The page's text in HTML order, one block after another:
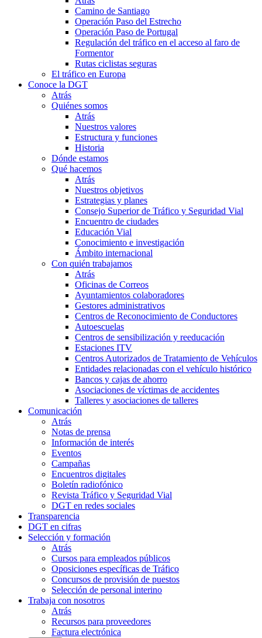
Camino de Santiago
Operación Paso del Estrecho
Operación Paso de Portugal
Regulación del tráfico en el acceso al faro de
Formentor
Rutas ciclistas seguras
El tráfico en Europa
Conoce la DGT
Atrás
Quiénes somos
Atrás
Nuestros valores
Estructura y funciones
Historia
Dónde estamos
Qué hacemos
Atrás
Nuestros objetivos
Estrategias y planes
Consejo Superior de Tráfico y Seguridad Vial
Encuentro de ciudades
Educación Vial
Conocimiento e investigación
Ámbito internacional
Con quién trabajamos
Atrás
Oficinas de Correos
Ayuntamientos colaboradores
Gestores administrativos
Centros de Reconocimiento de Conductores
Autoescuelas
Centros de sensibilización y reeducación
Estaciones ITV
Centros Autorizados de Tratamiento de Vehículos
Entidades relacionadas con el vehículo histórico
Bancos y cajas de ahorro
Asociaciones de víctimas de accidentes
Talleres y asociaciones de talleres
Comunicación
Atrás
Notas de prensa
Información de interés
Eventos
Campañas
Encuentros digitales
Boletín radiofónico
Revista Tráfico y Seguridad Vial
DGT en redes sociales
Transparencia
DGT en cifras
Selección y formación
Atrás
Cursos para empleados públicos
Oposiciones específicas de Tráfico
Concursos de provisión de puestos
Selección de personal interino
Trabaja con nosotros
Atrás
Recursos para proveedores
Factura electrónica